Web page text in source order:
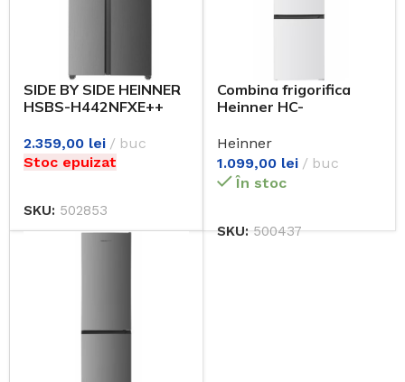
SIDE BY SIDE HEINNER
HSBS-H442NFXE++
2.359,00 lei
buc
Stoc epuizat
SKU: 502853
Combina frigorifica
Heinner HC-
Heinner
1.099,00 lei
buc
În stoc
SKU:500437